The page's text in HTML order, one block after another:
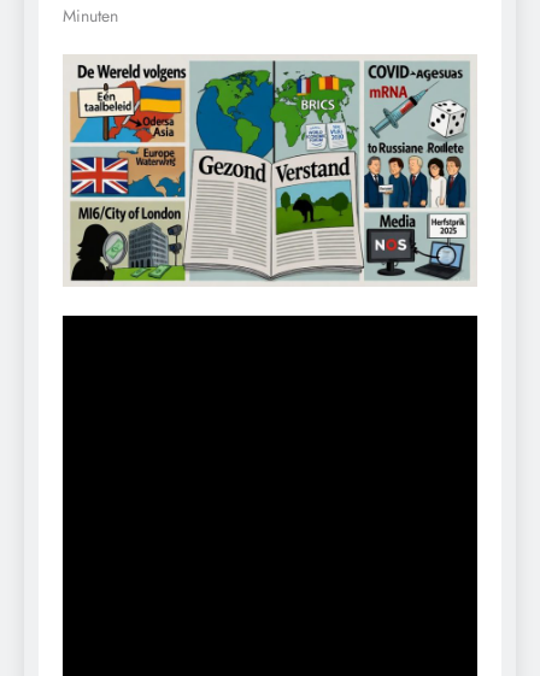
Minuten